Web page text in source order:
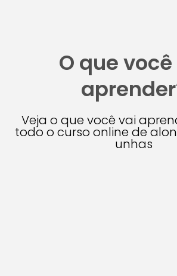
O que
Veja o que você vai
todo o curso online de
unhas